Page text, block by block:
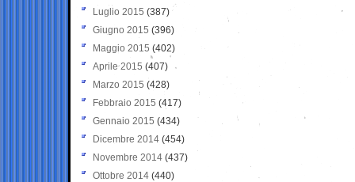
Luglio 2015 (387)
Giugno 2015 (396)
Maggio 2015 (402)
Aprile 2015 (407)
Marzo 2015 (428)
Febbraio 2015 (417)
Gennaio 2015 (434)
Dicembre 2014 (454)
Novembre 2014 (437)
Ottobre 2014 (440)